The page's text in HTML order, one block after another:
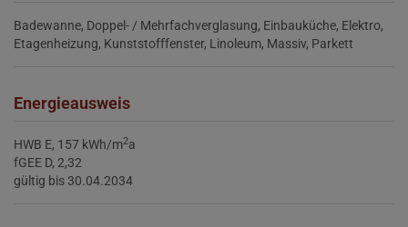
Badewanne Doppel- / Mehrfachverglasung Einbauküche Elektro
Etagenheizung Kunststofffenster Linoleum Massiv Parkett
Energieausweis
HWB E, 157 kWh/m2a
fGEE D, 2,32
gültig bis 30.04.2034